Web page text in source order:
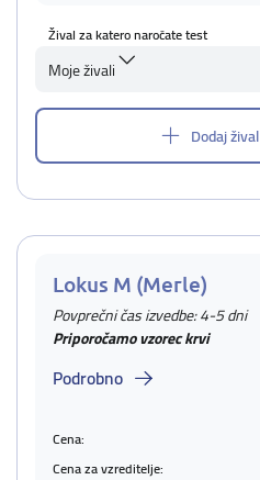
Žival za katero naročate test
Moje živali
Dodaj žival
Lokus M (Merle)
Povprečni čas izvedbe: 4-5 dni
Priporočamo vzorec krvi
Podrobno
Cena:
Cena za vzreditelje: